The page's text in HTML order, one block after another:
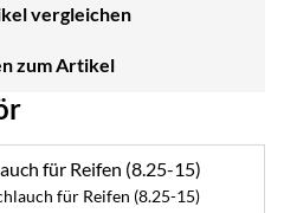
vergleichen
zum Artikel
8.15-15 NEXEN Luftschlauch für Reifen (8.25-15)